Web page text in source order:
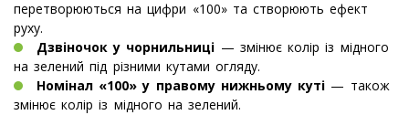
перетворюються на цифри «100» та створюють ефект
руху.
Дзвіночок у чорнильниці — змінює колір із мідного
на зелений під різними кутами огляду.
Номінал «100» у правому нижньому куті — також
змінює колір із мідного на зелений.